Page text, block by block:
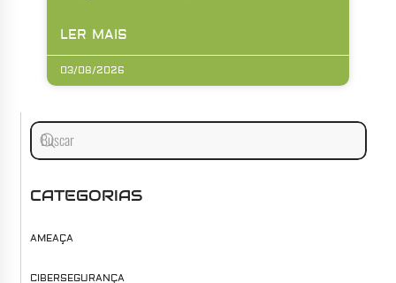
LER MAIS
03/08/2026
CATEGORIAS
AMEAÇA
CIBERSEGURANÇA